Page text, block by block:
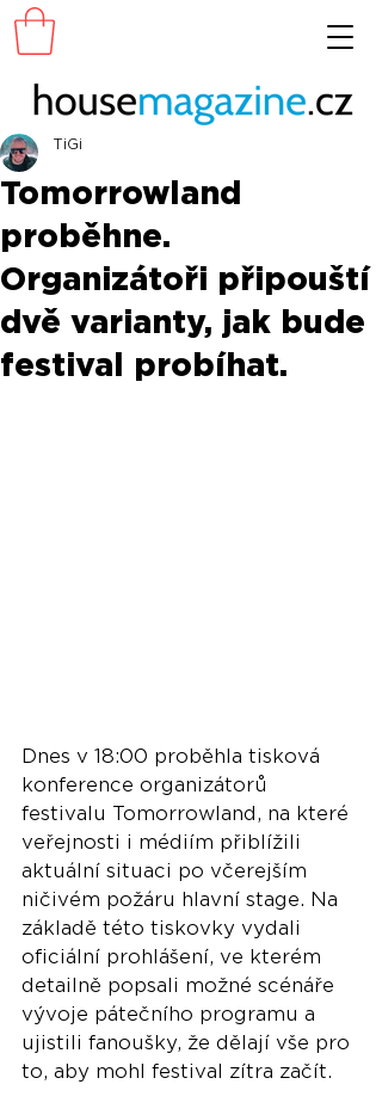
Tomorrowland
proběhne.
Organizátoři připouští
dvě varianty, jak bude
festival probíhat.
TiGi
Dnes v 18:00 proběhla tisková
konference organizátorů
festivalu Tomorrowland, na které
veřejnosti i médiím přiblížili
aktuální situaci po včerejším
ničivém požáru hlavní stage. Na
základě této tiskovky vydali
oficiální prohlášení, ve kterém
detailně popsali možné scénáře
vývoje pátečního programu a
ujistili fanoušky, že dělají vše pro
to, aby mohl festival zítra začít.